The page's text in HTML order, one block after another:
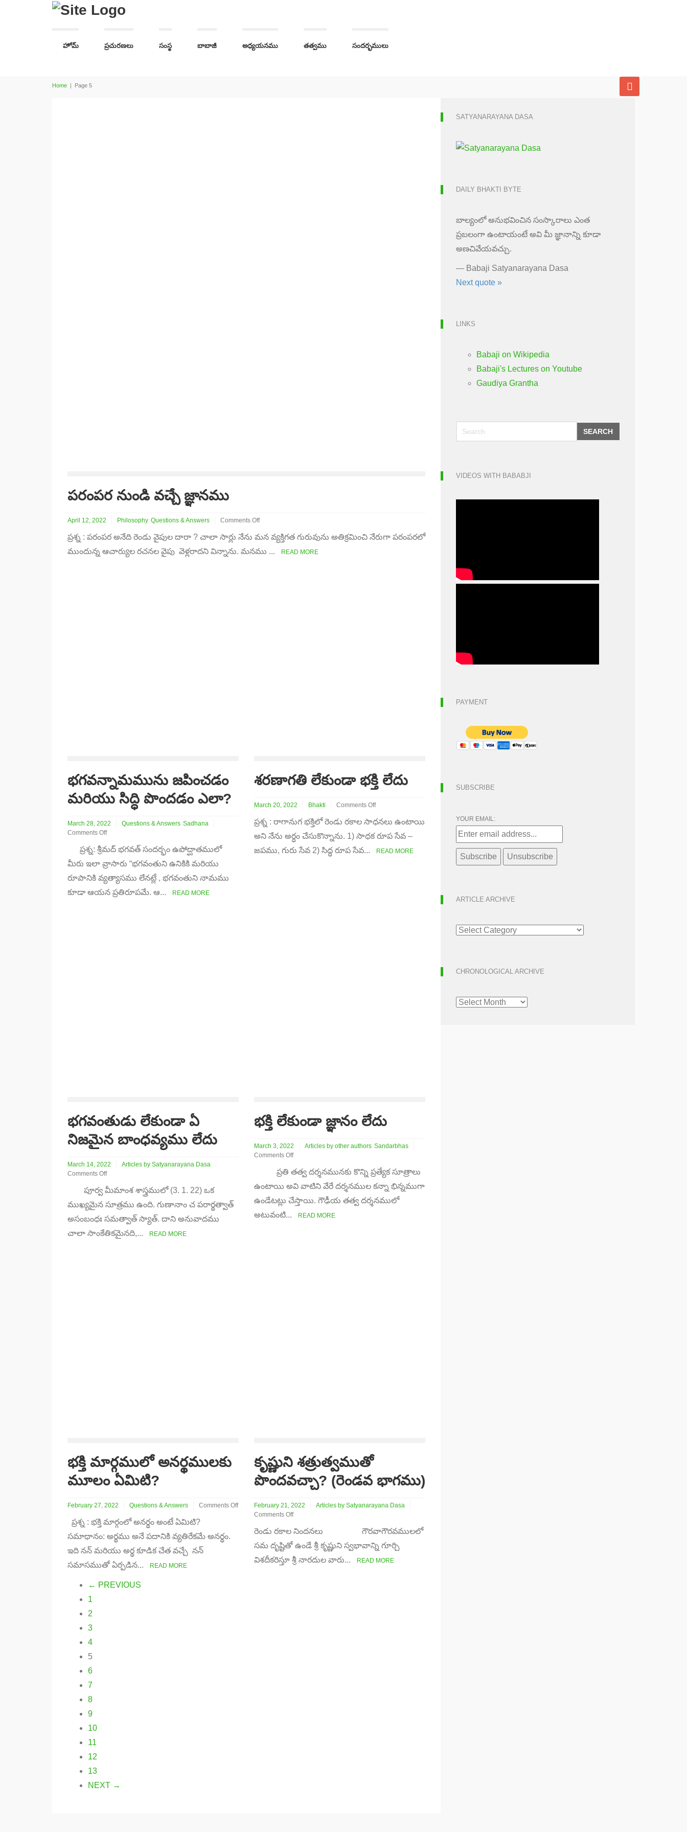
హోమ్ ప్రచురణలు సంస్థ బాబాజీ అధ్యయనము తత్వము సందర్భములు
Home | Page 5
పరంపర నుండి వచ్చే జ్ఞానము
April 12, 2022 Philosophy Questions & Answers
Comments Off
పరంపర
నుండి
వచ్చే
ప్రశ్న : పరంపర అనేది రెండు వైపుల దారా ? చాలా సార్లు నేను మన వ్యక్తిగత గురువును అతిక్రమించి నేరుగా పరంపరలో
ముందున్న ఆచార్యుల రచనల వైపు వెళ్లరాదని విన్నాను. మనము ...
READ MORE
భగవన్నామమును జపించడం
మరియు సిద్ధి పొందడం ఎలా?
March 28, 2022 Questions & Answers Sadhana
Comments Off
భగవన్నామమును
జపించడం
సిద్ధి
పొందడం
ఎలా?
ప్రశ్న: శ్రీమద్ భగవత్ సందర్భం ఉపోద్ఘాతములో
మీరు ఇలా వ్రాసారు “భగవంతుని ఉనికికి మరియు
రూపానికి వ్యత్యాసము లేనట్లే , భగవంతుని నామము
కూడా ఆయన ప్రతిరూపమే. ఆ...
READ MORE
శరణాగతి లేకుండా భక్తి లేదు
March 20, 2022 Bhakti
Comments Off
శరణాగతి
లేకుండా
లేదు
ప్రశ్న : రాగానుగ భక్తిలో రెండు రకాల సాధనలు ఉంటాయి
అని నేను అర్ధం చేసుకొన్నాను. 1) సాధక రూప సేవ –
జపము, గురు సేవ 2) సిద్ధ రూప సేవ...
READ MORE
భగవంతుడు లేకుండా ఏ
నిజమైన బాంధవ్యము లేదు
March 14, 2022
Articles by Satyanarayana Dasa
Comments Off
భగవంతుడు
లేకుండా
నిజమైన
బాంధవ్యము
లేదు
పూర్వ మీమాంశ శాస్త్రములో (3. 1. 22) ఒక
ముఖ్యమైన సూత్రము ఉంది. గుణానాం చ పరార్థత్వాత్
అసంబంధః సమత్వాత్ స్యాత్. దాని అనువాదము
చాలా సాంకేతికమైనది,...
READ MORE
భక్తి లేకుండా జ్ఞానం లేదు
March 3, 2022 Articles by other authors Sandarbhas
Comments Off
లేకుండా
లేదు
ప్రతి తత్వ దర్శనమునకు కొన్ని ప్రత్యేక సూత్రాలు
ఉంటాయి అవి వాటిని వేరే దర్శనముల కన్నా భిన్నముగా
ఉండేటట్లు చేస్తాయి. గౌఢీయ తత్వ దర్శనములో
అటువంటి...
READ MORE
భక్తి మార్గములో అనర్థములకు
మూలం ఏమిటి?
February 27, 2022 Questions & Answers
Comments Off
భక్తి
మార్గములో
అనర్థములకు
మూలం
ప్రశ్న : భక్తి మార్గంలో అనర్థం అంటే ఏమిటి?
సమాధానం: అర్థము అనే పదానికి వ్యతిరేకమే అనర్థం.
ఇది నన్ మరియు అర్థ కూడిక చేత వచ్చే నన్
సమాసముతో ఏర్పడిన...
READ MORE
కృష్ణుని శత్రుత్వముతో
పొందవచ్చా? (రెండవ భాగము)
February 21, 2022
Articles by Satyanarayana Dasa
Comments Off
కృష్ణుని
శత్రుత్వముతో
పొందవచ్చా?
(రెండవ
రెండు రకాల నిందనలు గౌరవాగౌరవములలో
సమ దృష్టితో ఉండే శ్రీ కృష్ణుని స్వభావాన్ని గూర్చి
విశదీకరిస్తూ శ్రీ నారదుల వారు...
READ MORE
← PREVIOUS
1
2
3
4
5
6
7
8
9
10
11
12
13
NEXT →
SATYANARAYANA DASA
DAILY BHAKTI BYTE
బాల్యంలో అనుభవించిన సంస్కారాలు ఎంత
ప్రబలంగా ఉంటాయంటే అవి మీ జ్ఞానాన్ని కూడా
అణచివేయవచ్చు.
— Babaji Satyanarayana Dasa
Next quote »
LINKS
Babaji on Wikipedia
Babaji's Lectures on Youtube
Gaudiya Grantha
SEARCH
VIDEOS WITH BABABJI
PAYMENT
SUBSCRIBE
YOUR EMAIL:
ARTICLE ARCHIVE
ARTICLE
ARCHIVE
CHRONOLOGICAL ARCHIVE
CHRONOLOGICAL
ARCHIVE